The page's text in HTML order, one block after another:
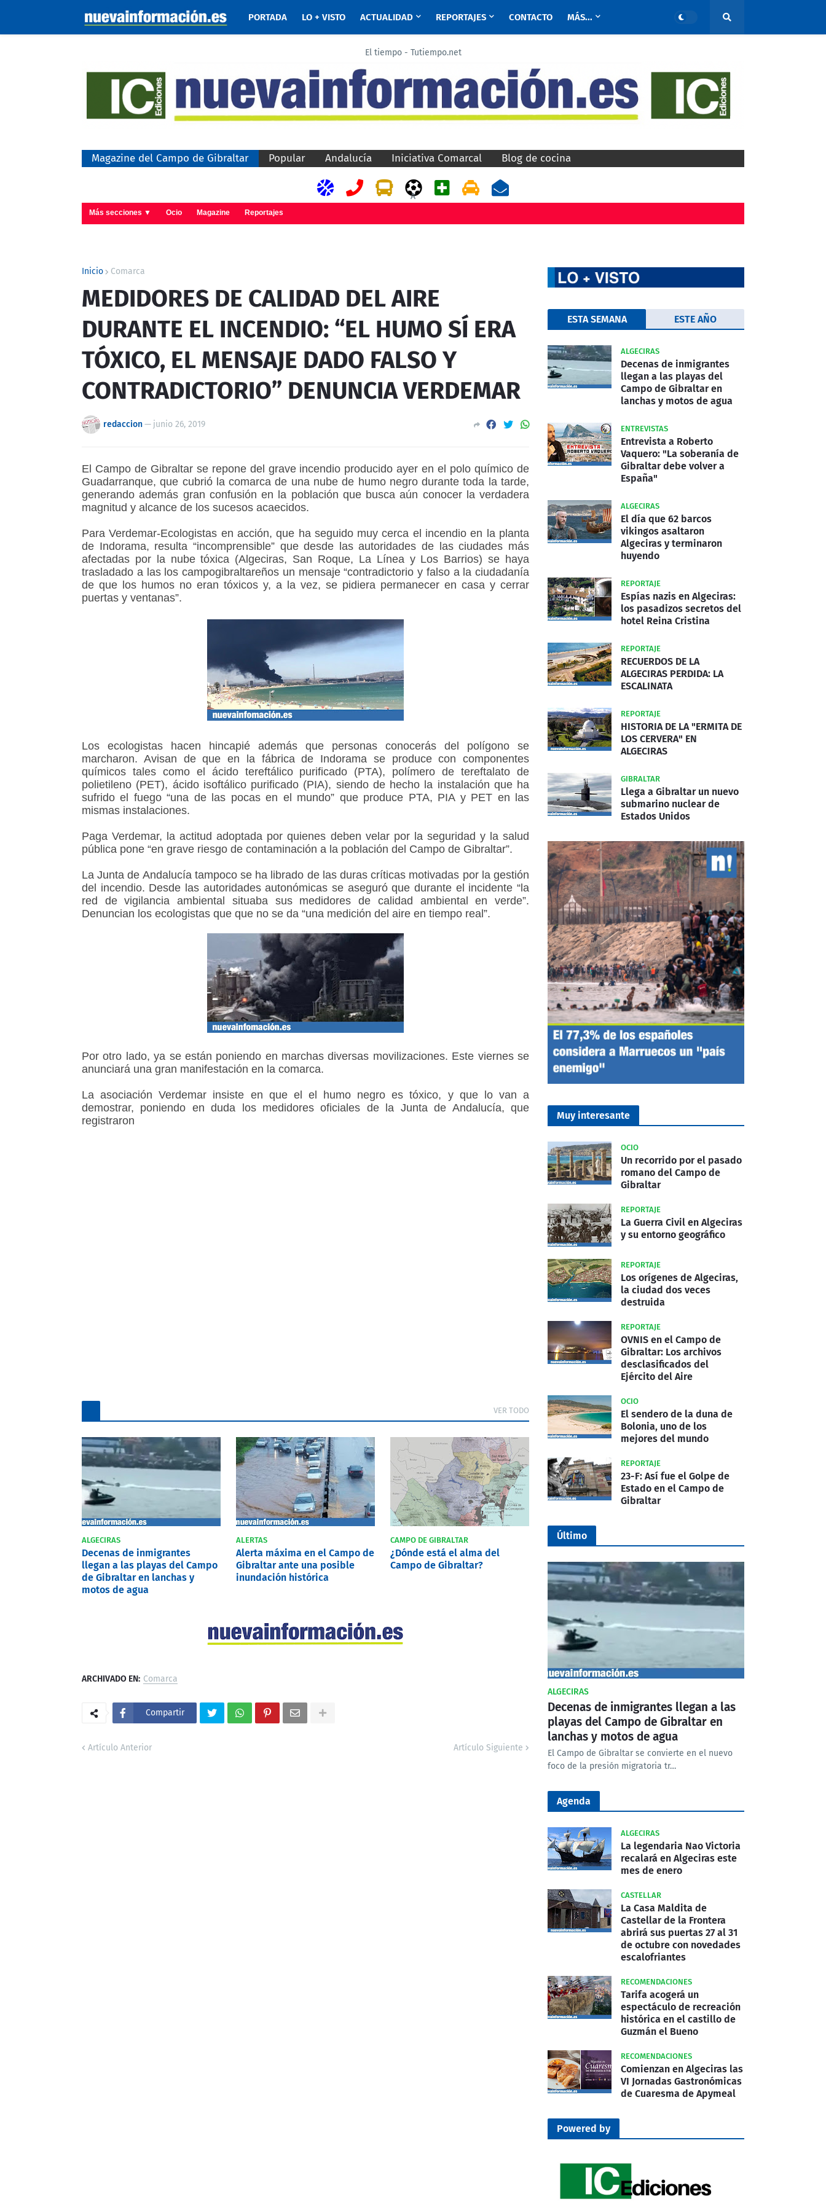
PORTADA LO + VISTO ACTUALIDAD REPORTAJES CONTACTO MÁS...
El tiempo - Tutiempo.net
Magazine del Campo de Gibraltar Popular Andalucía Iniciativa Comarcal Blog de cocina
A
Más secciones ▼ Ocio Magazine Reportajes
Inicio Comarca
MEDIDORES DE CALIDAD DEL AIRE
DURANTE EL INCENDIO: “EL HUMO SÍ ERA
TÓXICO, EL MENSAJE DADO FALSO Y
CONTRADICTORIO” DENUNCIA VERDEMAR
redaccion— junio 26, 2019
El Campo de Gibraltar se repone del grave incendio producido ayer en el polo químico de
Guadarranque, que cubrió la comarca de una nube de humo negro durante toda la tarde,
generando además gran confusión en la población que busca aún conocer la verdadera
magnitud y alcance de los sucesos acaecidos.
Para Verdemar-Ecologistas en acción, que ha seguido muy cerca el incendio en la planta
de Indorama, resulta “incomprensible” que desde las autoridades de las ciudades más
afectadas por la nube tóxica (Algeciras, San Roque, La Línea y Los Barrios) se haya
trasladado a las los campogibraltareños un mensaje “contradictorio y falso a la ciudadanía
de que los humos no eran tóxicos y, a la vez, se pidiera permanecer en casa y cerrar
puertas y ventanas”.
Los ecologistas hacen hincapié además que personas conocerás del polígono se
marcharon. Avisan de que en la fábrica de Indorama se produce con componentes
químicos tales como el ácido tereftálico purificado (PTA), polímero de tereftalato de
polietileno (PET), ácido isoftálico purificado (PIA), siendo de hecho la instalación que ha
sufrido el fuego “una de las pocas en el mundo” que produce PTA, PIA y PET en las
mismas instalaciones.
Paga Verdemar, la actitud adoptada por quienes deben velar por la seguridad y la salud
pública pone “en grave riesgo de contaminación a la población del Campo de Gibraltar”.
La Junta de Andalucía tampoco se ha librado de las duras críticas motivadas por la gestión
del incendio. Desde las autoridades autonómicas se aseguró que durante el incidente “la
red de vigilancia ambiental situaba sus medidores de calidad ambiental en verde”.
Denuncian los ecologistas que que no se da “una medición del aire en tiempo real”.
Por otro lado, ya se están poniendo en marchas diversas movilizaciones. Este viernes se
anunciará una gran manifestación en la comarca.
La asociación Verdemar insiste en que el el humo negro es tóxico, y que lo van a
demostrar, poniendo en duda los medidores oficiales de la Junta de Andalucía, que
registraron
VER TODO
ALGECIRAS
Decenas de inmigrantes
llegan a las playas del Campo
de Gibraltar en lanchas y
motos de agua
ALERTAS
Alerta máxima en el Campo de
Gibraltar ante una posible
inundación histórica
CAMPO DE GIBRALTAR
¿Dónde está el alma del
Campo de Gibraltar?
ARCHIVADO EN: Comarca
Compartir
Artículo Anterior Artículo Siguiente
ESTA SEMANA ESTE AÑO
ALGECIRAS
Decenas de inmigrantes
llegan a las playas del
Campo de Gibraltar en
lanchas y motos de agua
ENTREVISTAS
Entrevista a Roberto
Vaquero: "La soberanía de
Gibraltar debe volver a
España"
ALGECIRAS
El día que 62 barcos
vikingos asaltaron
Algeciras y terminaron
huyendo
REPORTAJE
Espías nazis en Algeciras:
los pasadizos secretos del
hotel Reina Cristina
REPORTAJE
RECUERDOS DE LA
ALGECIRAS PERDIDA: LA
ESCALINATA
REPORTAJE
HISTORIA DE LA "ERMITA DE
LOS CERVERA" EN
ALGECIRAS
GIBRALTAR
Llega a Gibraltar un nuevo
submarino nuclear de
Estados Unidos
Muy interesante
OCIO
Un recorrido por el pasado
romano del Campo de
Gibraltar
REPORTAJE
La Guerra Civil en Algeciras
y su entorno geográfico
REPORTAJE
Los orígenes de Algeciras,
la ciudad dos veces
destruida
REPORTAJE
OVNIS en el Campo de
Gibraltar: Los archivos
desclasificados del
Ejército del Aire
OCIO
El sendero de la duna de
Bolonia, uno de los
mejores del mundo
REPORTAJE
23-F: Así fue el Golpe de
Estado en el Campo de
Gibraltar
Último
ALGECIRAS
Decenas de inmigrantes llegan a las
playas del Campo de Gibraltar en
lanchas y motos de agua
El Campo de Gibraltar se convierte en el nuevo
foco de la presión migratoria tr…
Agenda
ALGECIRAS
La legendaria Nao Victoria
recalará en Algeciras este
mes de enero
CASTELLAR
La Casa Maldita de
Castellar de la Frontera
abrirá sus puertas 27 al 31
de octubre con novedades
escalofriantes
RECOMENDACIONES
Tarifa acogerá un
espectáculo de recreación
histórica en el castillo de
Guzmán el Bueno
RECOMENDACIONES
Comienzan en Algeciras las
VI Jornadas Gastronómicas
de Cuaresma de Apymeal
Powered by